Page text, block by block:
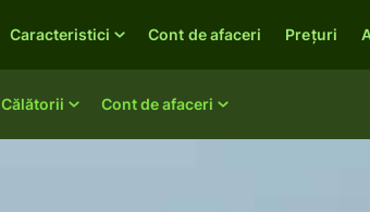
Călătorii Cont de afaceri
Caracteristici Cont de afaceri Prețuri